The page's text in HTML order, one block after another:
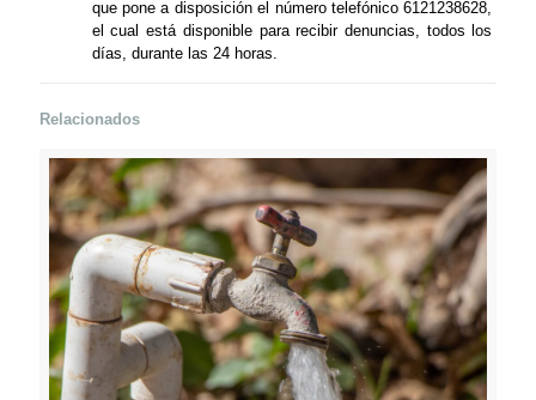
que pone a disposición el número telefónico 6121238628,
el cual está disponible para recibir denuncias, todos los
días, durante las 24 horas.
Relacionados